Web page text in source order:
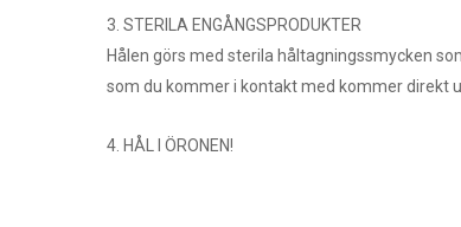
3. STERILA ENGÅNGSPRODUKTER
Hålen görs med sterila håltagningssmycken
som du kommer i kontakt med kommer direkt
4. HÅL I ÖRONEN!